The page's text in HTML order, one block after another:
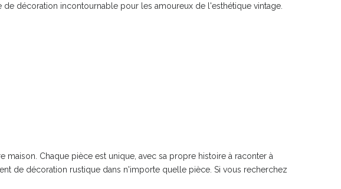
décoration incontournable pour les amoureux de l'esthétique vintage.
Chaque pièce est unique, avec sa propre histoire à raconter à
de décoration rustique dans n'importe quelle pièce. Si vous recherchez